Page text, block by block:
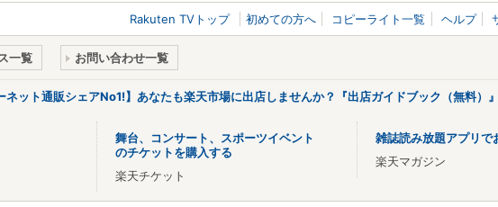
Rakuten TVトップ 初めての方へ コピーライト一覧 ヘルプ
一覧 お問い合わせ一覧
ネット通販シェアNo1!】あなたも楽天市場に出店しませんか？『出店ガイドブック（無料）
舞台、コンサート、スポーツイベント
のチケットを購入する
楽天チケット
雑誌読み放題アプリで
楽天マガジン